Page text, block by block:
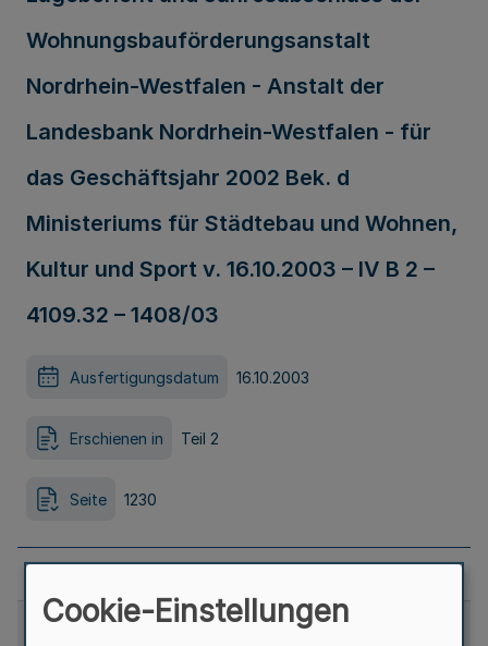
Wohnungsbauförderungsanstalt
Nordrhein-Westfalen - Anstalt der
Landesbank Nordrhein-Westfalen - für
das Geschäftsjahr 2002 Bek. d
Ministeriums für Städtebau und Wohnen,
Kultur und Sport v. 16.10.2003 – IV B 2 –
4109.32 – 1408/03
Ausfertigungsdatum 16.10.2003
Erschienen in Teil 2
Seite 1230
Cookie-Einstellungen